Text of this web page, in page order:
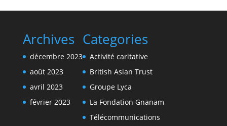
Archives
décembre 2023
août 2023
avril 2023
février 2023
Categories
Activité caritative
British Asian Trust
Groupe Lyca
La Fondation Gnanam
Télécommunications